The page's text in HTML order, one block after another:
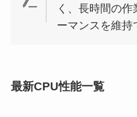
く、長時間の
ーマンスを維持
最新CPU性能一覧